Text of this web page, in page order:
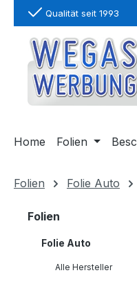
Zur
Qualität seit 1993
Home Folien
Folien Folie Auto
Folien
Folie Auto
Alle Hersteller